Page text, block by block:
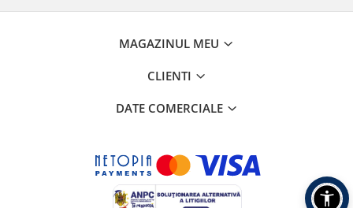
MAGAZINUL MEU
CLIENTI
DATE COMERCIALE